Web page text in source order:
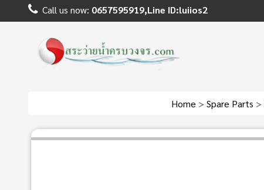
Call us now: 0657595919,Line ID:luiios2
Home > Spare Parts >